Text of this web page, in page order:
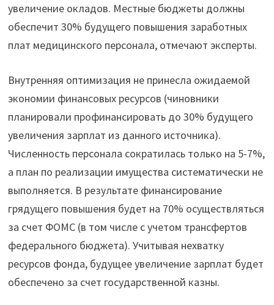
увеличение окладов. Местные бюджеты должны
обеспечит 30% будущего повышения заработных
плат медицинского персонала, отмечают эксперты.
Внутренняя оптимизация не принесла ожидаемой
экономии финансовых ресурсов (чиновники
планировали профинансировать до 30% будущего
увеличения зарплат из данного источника).
Численность персонала сократилась только на 5-7%,
а план по реализации имущества систематически не
выполняется. В результате финансирование
грядущего повышения будет на 70% осуществляться
за счет ФОМС (в том числе с учетом трансфертов
федерального бюджета). Учитывая нехватку
ресурсов фонда, будущее увеличение зарплат будет
обеспечено за счет государственной казны.